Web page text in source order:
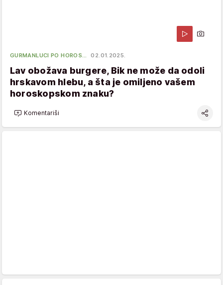
GURMANLUCI PO HOROS… 02.01.2025.
Lav obožava burgere, Bik ne može da odoli
hrskavom hlebu, a šta je omiljeno vašem
horoskopskom znaku?
Komentariši